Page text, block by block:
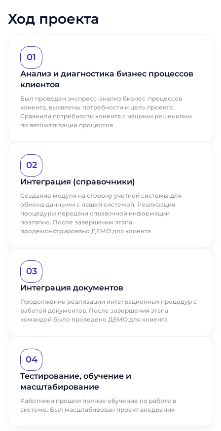
Ход проекта
01
Анализ и диагностика бизнес процессов
клиентов
Был проведен экспресс-анализ бизнес-процессов
клиента, выявлены потребности и цель проекта.
Сравнили потребности клиента с нашими решениями
по автоматизации процессов
02
Интеграция (справочники)
Создание модуля на сторону учетной системы для
обмена данными с нашей системой. Реализация
процедуры передачи справочной информации
поэтапно. После завершения этапа
продемонстрировано ДЕМО для клиента
03
Интеграция документов
Продолжение реализации интеграционных процедур с
работой документов. После завершения этапа
командой было проведено ДЕМО для клиента
04
Тестирование, обучение и
масштабирование
Работники прошли полное обучение по работе в
системе. Был масштабирован проект внедрения